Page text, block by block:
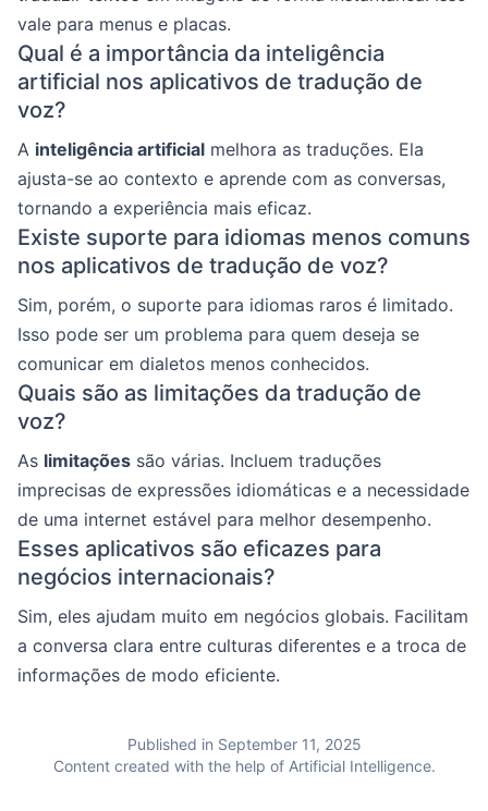
vale para menus e placas.
Qual é a importância da inteligência
artificial nos aplicativos de tradução de
voz?
A inteligência artificial melhora as traduções. Ela
ajusta-se ao contexto e aprende com as conversas,
tornando a experiência mais eficaz.
Existe suporte para idiomas menos comuns
nos aplicativos de tradução de voz?
Sim, porém, o suporte para idiomas raros é limitado.
Isso pode ser um problema para quem deseja se
comunicar em dialetos menos conhecidos.
Quais são as limitações da tradução de
voz?
As limitações são várias. Incluem traduções
imprecisas de expressões idiomáticas e a necessidade
de uma internet estável para melhor desempenho.
Esses aplicativos são eficazes para
negócios internacionais?
Sim, eles ajudam muito em negócios globais. Facilitam
a conversa clara entre culturas diferentes e a troca de
informações de modo eficiente.
Published in September 11, 2025
Content created with the help of Artificial Intelligence.